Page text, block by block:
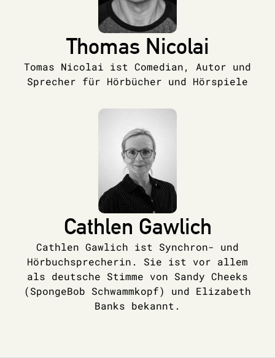
Thomas Nicolai
Tomas Nicolai ist Comedian, Autor und
Sprecher für Hörbücher und Hörspiele
Cathlen Gawlich
Cathlen Gawlich ist Synchron- und
Hörbuchsprecherin. Sie ist vor allem
als deutsche Stimme von Sandy Cheeks
(SpongeBob Schwammkopf) und Elizabeth
Banks bekannt.